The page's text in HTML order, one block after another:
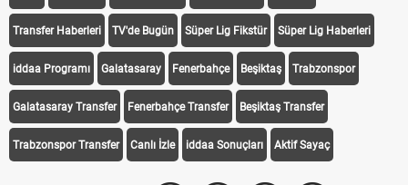
Transfer Haberleri TV'de Bugün Süper Lig Fikstür Süper Lig Haberleri
iddaa Programı Galatasaray Fenerbahçe Beşiktaş Trabzonspor
Galatasaray Transfer Fenerbahçe Transfer Beşiktaş Transfer
Trabzonspor Transfer Canlı İzle iddaa Sonuçları Aktif Sayaç